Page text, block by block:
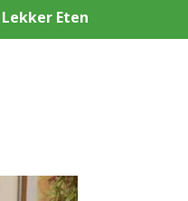
Lekker Eten